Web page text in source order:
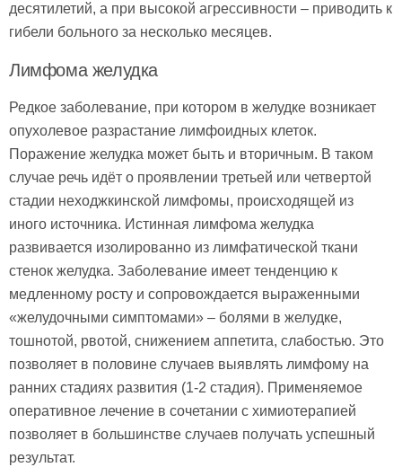
десятилетий, а при высокой агрессивности – приводить к
гибели больного за несколько месяцев.
Лимфома желудка
Редкое заболевание, при котором в желудке возникает
опухолевое разрастание лимфоидных клеток.
Поражение желудка может быть и вторичным. В таком
случае речь идёт о проявлении третьей или четвертой
стадии неходжкинской лимфомы, происходящей из
иного источника. Истинная лимфома желудка
развивается изолированно из лимфатической ткани
стенок желудка. Заболевание имеет тенденцию к
медленному росту и сопровождается выраженными
«желудочными симптомами» – болями в желудке,
тошнотой, рвотой, снижением аппетита, слабостью. Это
позволяет в половине случаев выявлять лимфому на
ранних стадиях развития (1-2 стадия). Применяемое
оперативное лечение в сочетании с химиотерапией
позволяет в большинстве случаев получать успешный
результат.